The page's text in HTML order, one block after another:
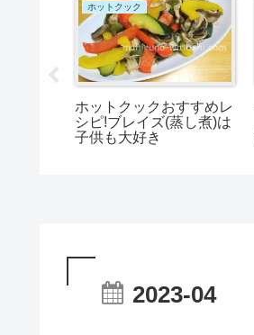
ホットクック
ホットクックおすすめレ
シピ!ブレイズ(蒸し煮)は
子供も大好き
2023-04